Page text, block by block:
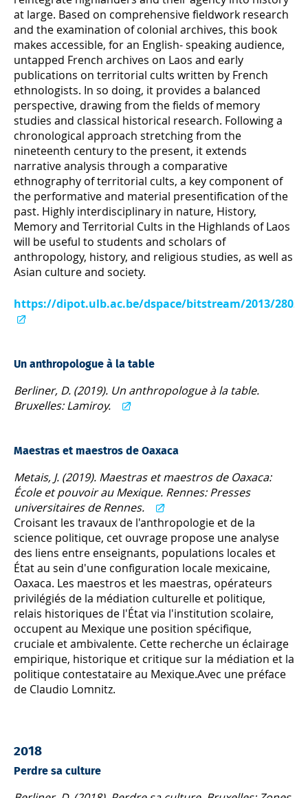
at large. Based on comprehensive fieldwork research
and the examination of colonial archives, this book
makes accessible, for an English- speaking audience,
untapped French archives on Laos and early
publications on territorial cults written by French
ethnologists. In so doing, it provides a balanced
perspective, drawing from the fields of memory
studies and classical historical research. Following a
chronological approach stretching from the
nineteenth century to the present, it extends
narrative analysis through a comparative
ethnography of territorial cults, a key component of
the performative and material presentification of the
past. Highly interdisciplinary in nature, History,
Memory and Territorial Cults in the Highlands of Laos
will be useful to students and scholars of
anthropology, history, and religious studies, as well as
Asian culture and society.
https://dipot.ulb.ac.be/dspace/bitstream/2013/
Un anthropologue à la table
Berliner, D. (2019). Un anthropologue à la table.
Bruxelles: Lamiroy.
Maestras et maestros de Oaxaca
Metais, J. (2019). Maestras et maestros de Oaxaca:
École et pouvoir au Mexique. Rennes: Presses
universitaires de Rennes.
Croisant les travaux de l'anthropologie et de la
science politique, cet ouvrage propose une analyse
des liens entre enseignants, populations locales et
État au sein d'une configuration locale mexicaine,
Oaxaca. Les maestros et les maestras, opérateurs
privilégiés de la médiation culturelle et politique,
relais historiques de l'État via l'institution scolaire,
occupent au Mexique une position spécifique,
cruciale et ambivalente. Cette recherche un éclairage
empirique, historique et critique sur la médiation et la
politique contestataire au Mexique.Avec une préface
de Claudio Lomnitz.
2018
Perdre sa culture